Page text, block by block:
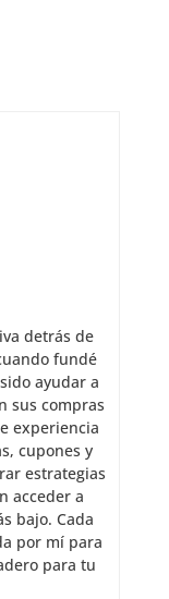
detrás de
fundé
ayudar a
sus compras
experiencia
cupones y
estrategias
acceder a
bajo. Cada
por mí para
para tu